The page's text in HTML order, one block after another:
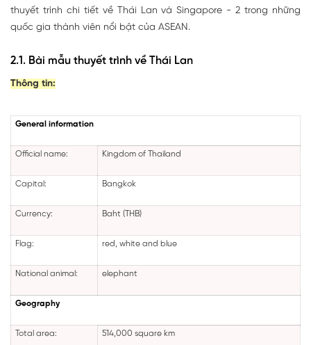
thuyết trình chi tiết về Thái Lan và Singapore - 2 trong những
quốc gia thành viên nổi bật của ASEAN.
2.1. Bài mẫu thuyết trình về Thái Lan
Thông tin:
General information
Official name: Kingdom of Thailand
Capital: Bangkok
Currency: Baht (THB)
Flag: red, white and blue
National animal: elephant
Geography
Total area: 514,000 square km